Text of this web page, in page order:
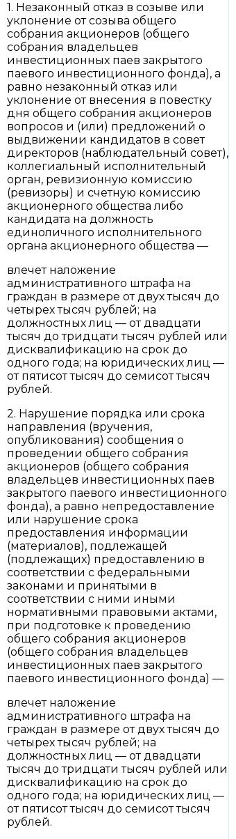
1. Незаконный отказ в созыве или
уклонение от созыва общего
собрания акционеров (общего
собрания владельцев
инвестиционных паев закрытого
паевого инвестиционного фонда), а
равно незаконный отказ или
уклонение от внесения в повестку
дня общего собрания акционеров
вопросов и (или) предложений о
выдвижении кандидатов в совет
директоров (наблюдательный совет),
коллегиальный исполнительный
орган, ревизионную комиссию
(ревизоры) и счетную комиссию
акционерного общества либо
кандидата на должность
единоличного исполнительного
органа акционерного общества —
влечет наложение
административного штрафа на
граждан в размере от двух тысяч до
четырех тысяч рублей; на
должностных лиц — от двадцати
тысяч до тридцати тысяч рублей или
дисквалификацию на срок до
одного года; на юридических лиц —
от пятисот тысяч до семисот тысяч
рублей.
2. Нарушение порядка или срока
направления (вручения,
опубликования) сообщения о
проведении общего собрания
акционеров (общего собрания
владельцев инвестиционных паев
закрытого паевого инвестиционного
фонда), а равно непредоставление
или нарушение срока
предоставления информации
(материалов), подлежащей
(подлежащих) предоставлению в
соответствии с федеральными
законами и принятыми в
соответствии с ними иными
нормативными правовыми актами,
при подготовке к проведению
общего собрания акционеров
(общего собрания владельцев
инвестиционных паев закрытого
паевого инвестиционного фонда) —
влечет наложение
административного штрафа на
граждан в размере от двух тысяч до
четырех тысяч рублей; на
должностных лиц — от двадцати
тысяч до тридцати тысяч рублей или
дисквалификацию на срок до
одного года; на юридических лиц —
от пятисот тысяч до семисот тысяч
рублей.